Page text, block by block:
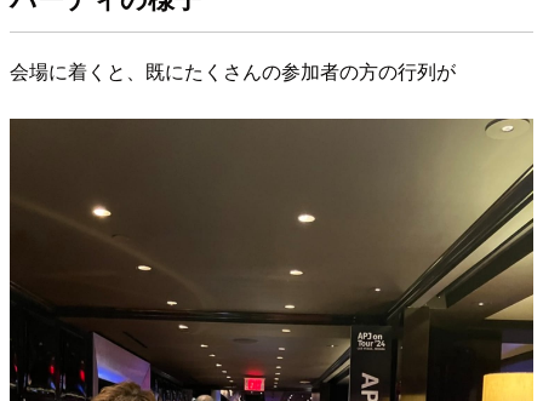
会場に着くと、既にたくさんの参加者の方の行列が